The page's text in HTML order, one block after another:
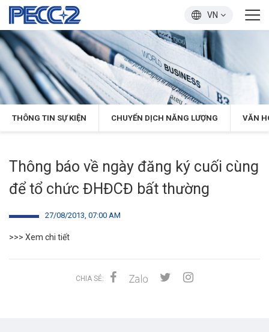
VN
THÔNG TIN SỰ KIỆN CHUYỂN DỊCH NĂNG LƯỢNG VĂN
Thông báo về ngày đăng ký cuối cùng
để tổ chức ĐHĐCĐ bất thường
27/08/2013, 07:00 AM
>>> Xem chi tiết
CHIA SẺ: